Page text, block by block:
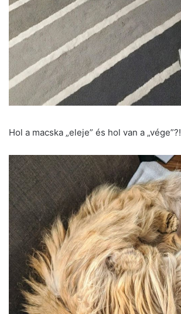
Hol a macska „eleje” és hol van a „vége”?!